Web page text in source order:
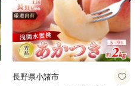
長野県小諸市